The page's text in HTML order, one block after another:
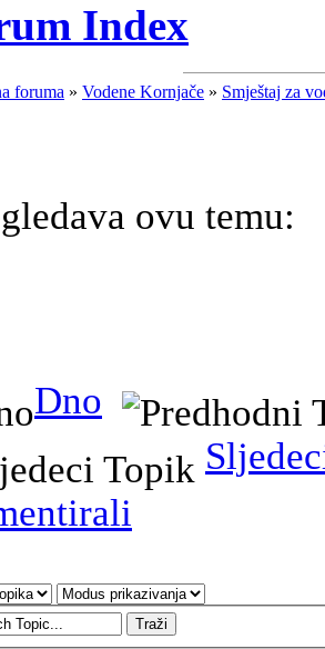
Index
foruma » Vodene Kornjače » Smještaj za
ovu
Dno